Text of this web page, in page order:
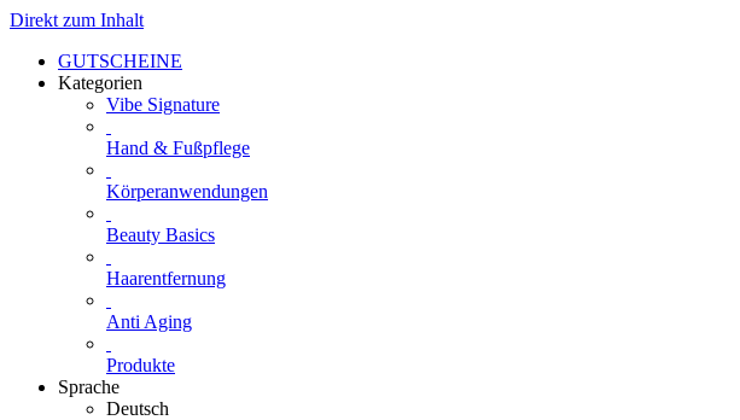
Direkt zum Inhalt
GUTSCHEINE
Kategorien
Vibe Signature
Hand & Fußpflege
Körperanwendungen
Beauty Basics
Haarentfernung
Anti Aging
Produkte
Sprache
Deutsch